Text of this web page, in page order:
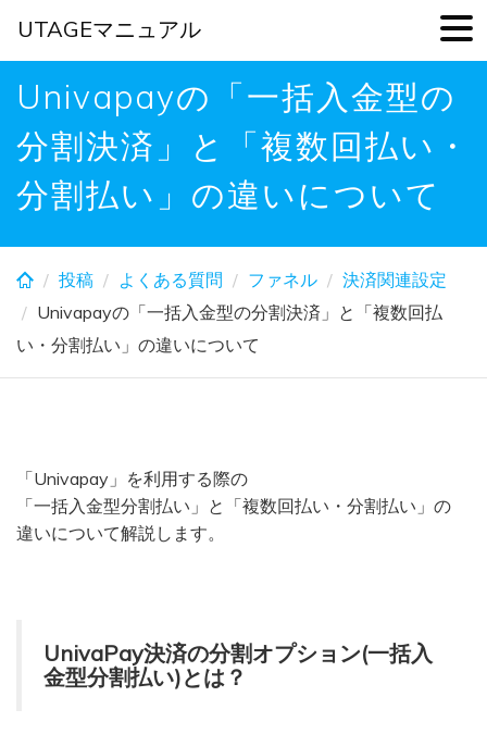
Skip
main
content
Univapayの「一括入金型の
分割決済」と「複数回払い・
分割払い」の違いについて
投稿 よくある質問 ファネル
決済関連設定
Univapayの「一括入金型の分割決済」と「複数回払
い・分割払い」の違いについて
「Univapay」を利用する際の
「一括入金型分割払い」と「複数回払い・分割払い」の
違いについて解説します。
UnivaPay決済の分割オプション(一括入
金型分割払い)とは？
UTAGEマニュアル